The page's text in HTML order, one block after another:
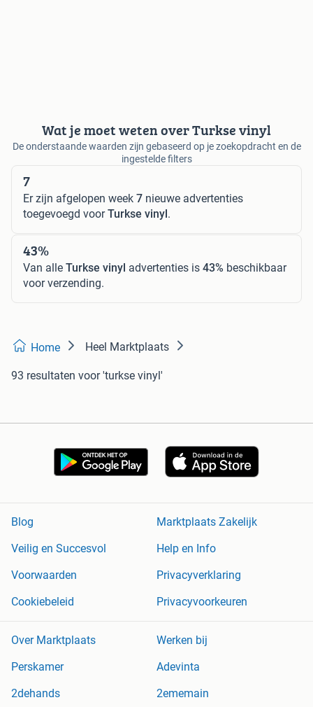
Wat je moet weten over Turkse vinyl
De onderstaande waarden zijn gebaseerd op je zoekopdracht en de
ingestelde filters
7
Er zijn afgelopen week 7 nieuwe advertenties
toegevoegd voorTurkse vinyl.
43%
Van alle Turkse vinyl advertenties is 43% beschikbaar
voor verzending.
Home Heel Marktplaats
93 resultaten voor 'turkse vinyl'
Blog
Marktplaats Zakelijk
Veilig en Succesvol
Help en Info
Voorwaarden
Privacyverklaring
Cookiebeleid
Privacyvoorkeuren
Over Marktplaats
Werken bij
Perskamer
Adevinta
2dehands
2ememain